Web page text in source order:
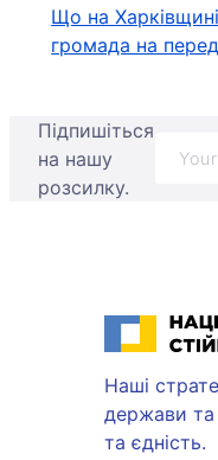
Що на
громада на
Підпишіться
на нашу
розсилку.
Національна платформа стійкості та
Наші
держави та
та єдність.